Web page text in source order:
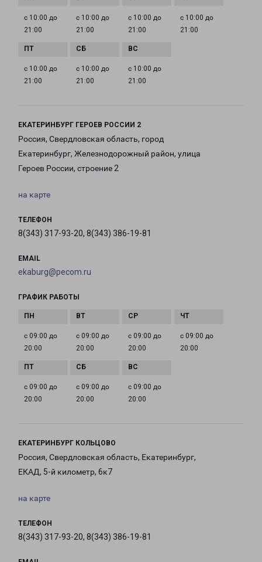
с 10:00 до
21:00
с 10:00 до
21:00
с 10:00 до
21:00
с 10:00 до
21:00
с 10:00 до
21:00
с 10:00 до
21:00
с 10:00 до
21:00
ЕКАТЕРИНБУРГ ГЕРОЕВ РОССИИ 2
Россия, Свердловская область, город
Екатеринбург, Железнодорожный район, улица
Героев России, строение 2
на карте
ТЕЛЕФОН
8(343) 317-93-20, 8(343) 386-19-81
EMAIL
ekaburg@pecom.ru
ГРАФИК РАБОТЫ
с 09:00 до
20:00
с 09:00 до
20:00
с 09:00 до
20:00
с 09:00 до
20:00
с 09:00 до
20:00
с 09:00 до
20:00
с 09:00 до
20:00
ЕКАТЕРИНБУРГ КОЛЬЦОВО
Россия, Свердловская область, Екатеринбург,
ЕКАД, 5-й километр, 6к7
на карте
ТЕЛЕФОН
8(343) 317-93-20, 8(343) 386-19-81